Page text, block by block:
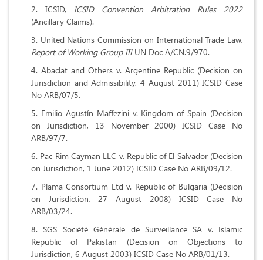
ICSID, ICSID Convention Arbitration Rules 2022
(Ancillary Claims).
United Nations Commission on International Trade Law,
Report of Working Group IIIUN Doc A/CN.9/970.
Abaclat and Others v. Argentine Republic (Decision on
Jurisdiction and Admissibility, 4 August 2011) ICSID Case
No ARB/07/5.
Emilio Agustín Maffezini v. Kingdom of Spain (Decision
on Jurisdiction, 13 November 2000) ICSID Case No
ARB/97/7.
Pac Rim Cayman LLC v. Republic of El Salvador (Decision
on Jurisdiction, 1 June 2012) ICSID Case No ARB/09/12.
Plama Consortium Ltd v. Republic of Bulgaria (Decision
on Jurisdiction, 27 August 2008) ICSID Case No
ARB/03/24.
SGS Société Générale de Surveillance SA v. Islamic
Republic of Pakistan (Decision on Objections to
Jurisdiction, 6 August 2003) ICSID Case No ARB/01/13.